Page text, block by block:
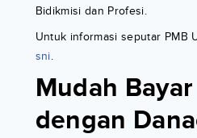
Bidikmisi dan Profesi.
Untuk informasi seputar PMB
sni.
Mudah
dengan